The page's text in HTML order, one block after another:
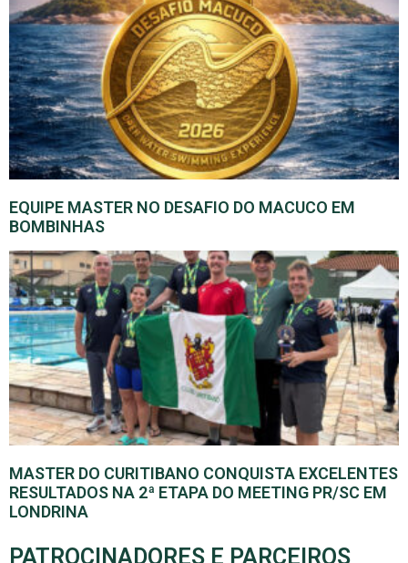
EQUIPE MASTER NO DESAFIO DO MACUCO EM
BOMBINHAS
MASTER DO CURITIBANO CONQUISTA EXCELENTES
RESULTADOS NA 2ª ETAPA DO MEETING PR/SC EM
LONDRINA
PATROCINADORES E PARCEIROS